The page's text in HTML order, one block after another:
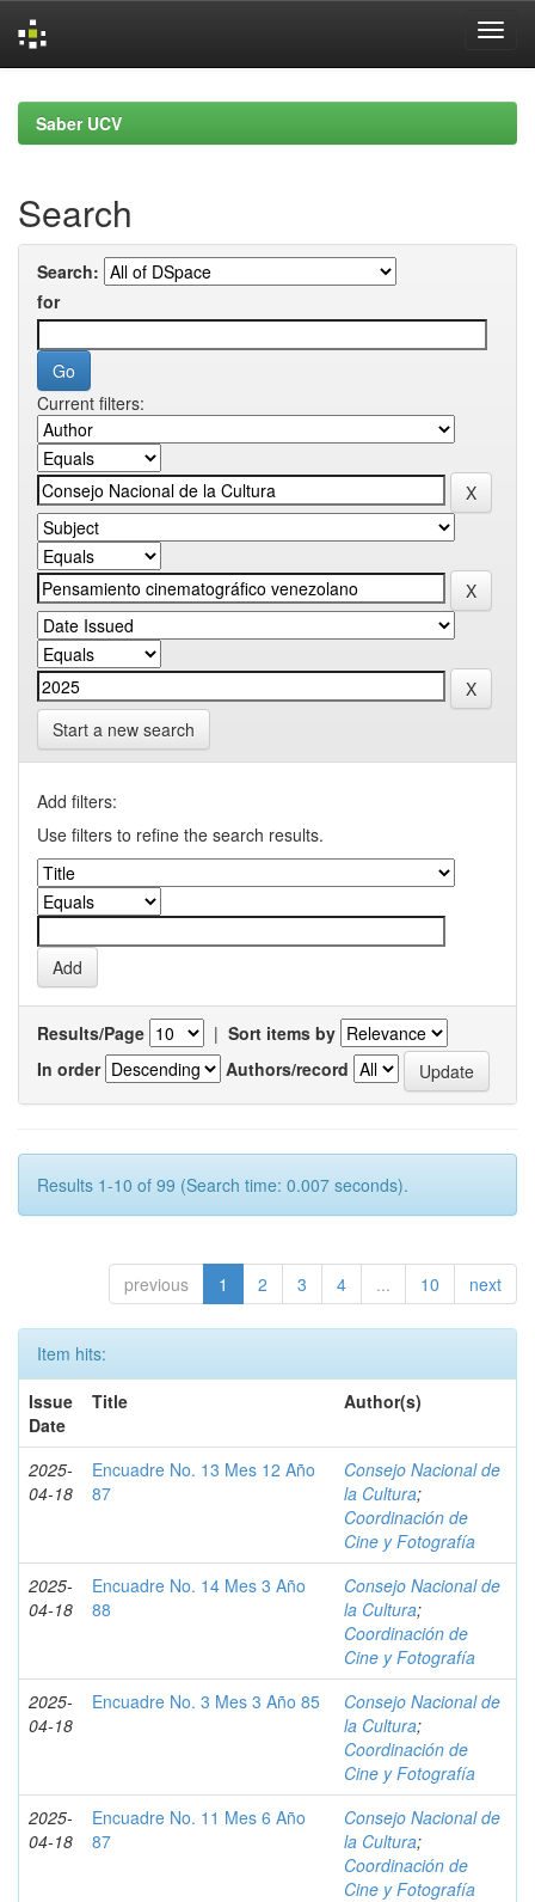
navigationSaber UCV
Search
Search:
for
Current filters:
Start a new search
Add filters:
Use filters to refine the search results.
Results/Page | Sort items by
In order
Authors/record
Results 1-10 of 99 (Search time: 0.007 seconds).
previous 1 2 3 4 ... 10 next
Item hits:
Issue
Date
Title Author(s)
2025-
04-18
Encuadre No. 13 Mes 12 Año
87
Consejo Nacional de
la Cultura;
Coordinación de
Cine y Fotografía
2025-
04-18
Encuadre No. 14 Mes 3 Año
88
Consejo Nacional de
la Cultura;
Coordinación de
Cine y Fotografía
2025-
04-18
Encuadre No. 3 Mes 3 Año 85
Consejo Nacional de
la Cultura;
Coordinación de
Cine y Fotografía
2025-
04-18
Encuadre No. 11 Mes 6 Año
87
Consejo Nacional de
la Cultura;
Coordinación de
Cine y Fotografía